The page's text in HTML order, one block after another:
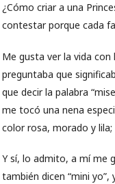
¿Cómo criar a una
contestar porque cada
Me gusta ver la vida
preguntaba que
que decir la palabra
me tocó una nena
color rosa, morado y
Y sí, lo admito, a mí me
también dicen “mini